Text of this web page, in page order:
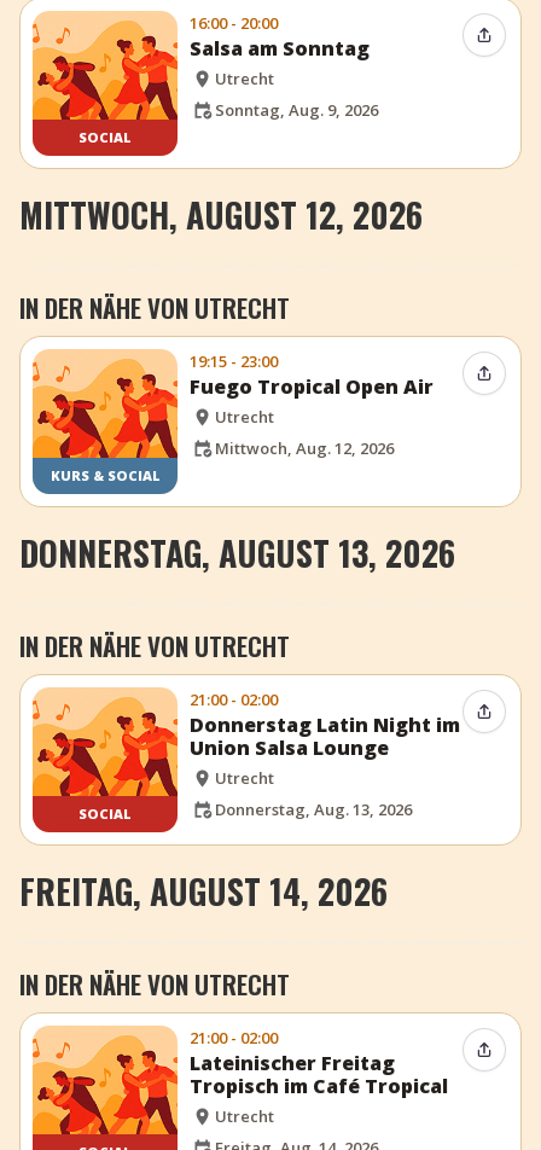
SOCIAL
16:00 - 20:00
Salsa am Sonntag
Utrecht
Sonntag, Aug. 9, 2026
Event
MITTWOCH, AUGUST 12, 2026
IN DER NÄHE VON UTRECHT
KURS & SOCIAL
19:15 - 23:00
Fuego Tropical Open Air
Utrecht
Mittwoch, Aug. 12, 2026
Event
DONNERSTAG, AUGUST 13, 2026
IN DER NÄHE VON UTRECHT
SOCIAL
21:00 - 02:00
Donnerstag Latin Night im
Union Salsa Lounge
Utrecht
Donnerstag, Aug. 13, 2026
Event
FREITAG, AUGUST 14, 2026
IN DER NÄHE VON UTRECHT
21:00 - 02:00
Lateinischer Freitag
Tropisch im Café Tropical
Utrecht
Event